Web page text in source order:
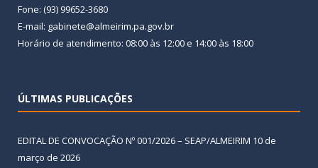
Fone: (93) 99652-3680
E-mail: gabinete@almeirim.pa.gov.br
Horário de atendimento: 08:00 às 12:00 e 14:00 às 18:00
ÚLTIMAS PUBLICAÇÕES
EDITAL DE CONVOCAÇÃO Nº 001/2026 – SEAP/ALMEIRIM 10 de
março de 2026